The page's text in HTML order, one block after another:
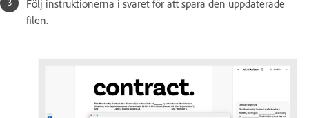
Följ instruktionerna i svaret för att spara den uppdaterade
filen.